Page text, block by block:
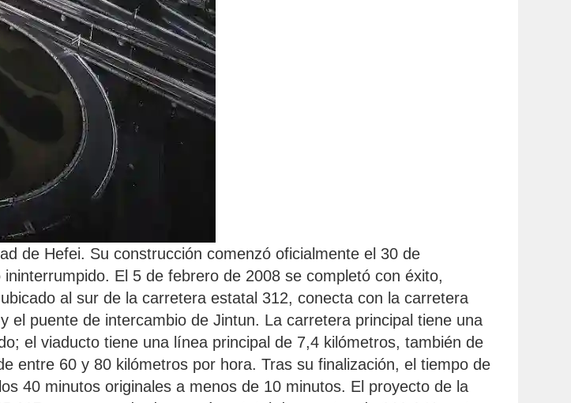
de Hefei. Su construcción comenzó oficialmente el 30 de
El 5 de febrero de 2008 se completó con éxito,
al sur de la carretera estatal 312, conecta con la carretera
el puente de intercambio de Jintun. La carretera principal tiene una
el viaducto tiene una línea principal de 7,4 kilómetros, también de
entre 60 y 80 kilómetros por hora. Tras su finalización, el tiempo de
40 minutos originales a menos de 10 minutos. El proyecto de la